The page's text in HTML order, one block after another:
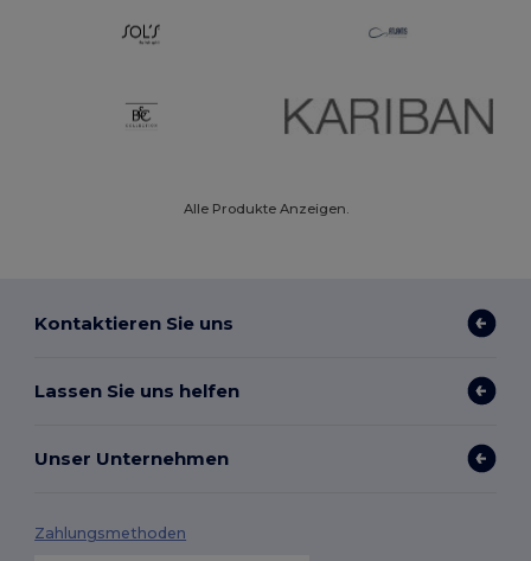
Alle Produkte Anzeigen.
Kontaktieren Sie uns
Lassen Sie uns helfen
Unser Unternehmen
Zahlungsmethoden